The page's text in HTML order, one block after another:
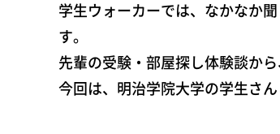
学生ウォーカーでは、なかなか
す。
先輩の受験・部屋探し体験談か
今回は、明治学院大学の学生さ